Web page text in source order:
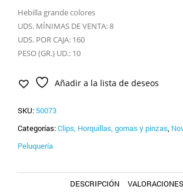
Hebilla grande colores
UDS. MÍNIMAS DE VENTA: 8
UDS. POR CAJA: 160
PESO (GR.) UD.: 10
Añadir a la lista de deseos
SKU: 50073
Categorías:Clips, Horquillas, gomas y pinzas,
Peluquería
DESCRIPCIÓN